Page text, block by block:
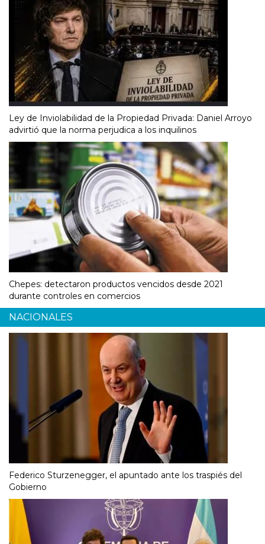
Ley de Inviolabilidad de la Propiedad Privada: Daniel Arroyo
advirtió que la norma perjudica a los inquilinos
Chepes: detectaron productos vencidos desde 2021
durante controles en comercios
NACIONALES
Federico Sturzenegger, el apuntado ante los traspiés del
Gobierno